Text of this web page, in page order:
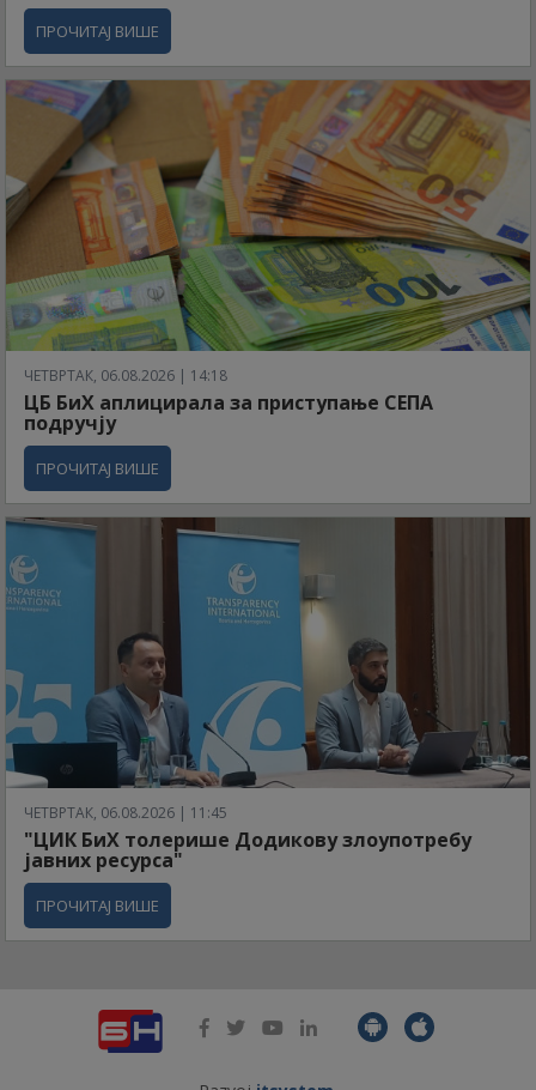
ПРОЧИТАЈ ВИШЕ
ЧЕТВРТАК, 06.08.2026 | 14:18
ЦБ БиХ аплицирала за приступање СЕПА
подручју
ПРОЧИТАЈ ВИШЕ
ЧЕТВРТАК, 06.08.2026 | 11:45
"ЦИК БиХ толерише Додикову злоупотребу
јавних ресурса"
ПРОЧИТАЈ ВИШЕ